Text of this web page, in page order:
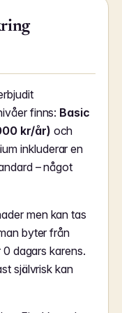
finns: Basic
kr/år) och
inkluderar en
– något
men kan tas
byter från
dagars karens.
självrisk kan